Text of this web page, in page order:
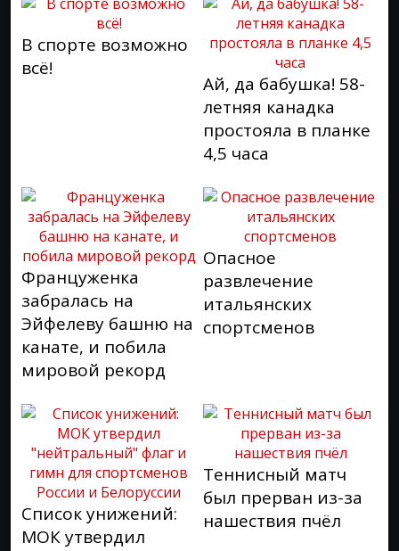
В спорте возможно
всё!
Ай, да бабушка! 58-
летняя канадка
простояла в планке
4,5 часа
Француженка
забралась на
Эйфелеву башню на
канате, и побила
мировой рекорд
Опасное
развлечение
итальянских
спортсменов
Список унижений:
МОК утвердил
Теннисный матч
был прерван из-за
нашествия пчёл